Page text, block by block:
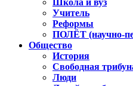
Школа и вуз
Учитель
Реформы
ПОЛЁТ (научно-
Общество
История
Свободная
Люди